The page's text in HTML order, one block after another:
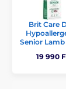
Brit Care
Senior Lamb
19 990